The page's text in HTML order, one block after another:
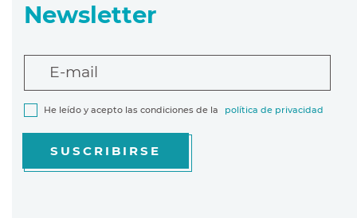
Newsletter
E-mail
He leído y acepto las condiciones de la política de privacidad
SUSCRIBIRSE